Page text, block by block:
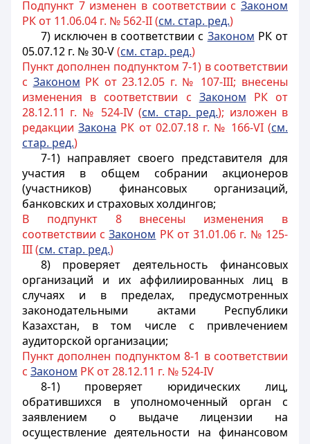
Подпункт 7 изменен в соответствии с Законом
РК от 11.06.04 г. № 562-II (см. стар. ред.)
7) исключен в соответствии с Законом РК от
05.07.12 г. № 30-V(см. стар. ред.)
Пункт дополнен подпунктом 7-1) в соответствии
с Законом РК от 23.12.05 г. № 107-III; внесены
изменения в соответствии с Законом РК от
28.12.11 г. № 524-IV (см. стар. ред.); изложен в
редакцииЗакона РК от 02.07.18 г. № 166-VI (см.
стар. ред.)
7-1) направляет своего представителя для
участия в общем собрании акционеров
(участников) финансовых организаций,
банковских и страховых холдингов;
В подпункт 8 внесены изменения в
соответствии сЗаконом РК от 31.01.06 г. № 125-
III (см. стар. ред.)
8) проверяет деятельность финансовых
организаций и их аффилиированных лиц в
случаях и в пределах, предусмотренных
законодательными актами Республики
Казахстан, в том числе с привлечением
аудиторской организации;
Пункт дополнен подпунктом 8-1 в соответствии
с Законом РК от 28.12.11 г. № 524-IV
8-1) проверяет юридических лиц,
обратившихся в уполномоченный орган с
заявлением о выдаче лицензии на
осуществление деятельности на финансовом